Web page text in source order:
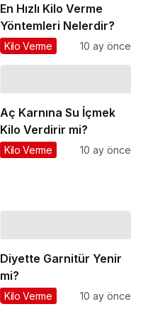
En Hızlı Kilo Verme
Yöntemleri Nelerdir?
Kilo Verme 10 ay önce
Aç Karnına Su İçmek
Kilo Verdirir mi?
Kilo Verme 10 ay önce
Diyette Garnitür Yenir
mi?
Kilo Verme 10 ay önce